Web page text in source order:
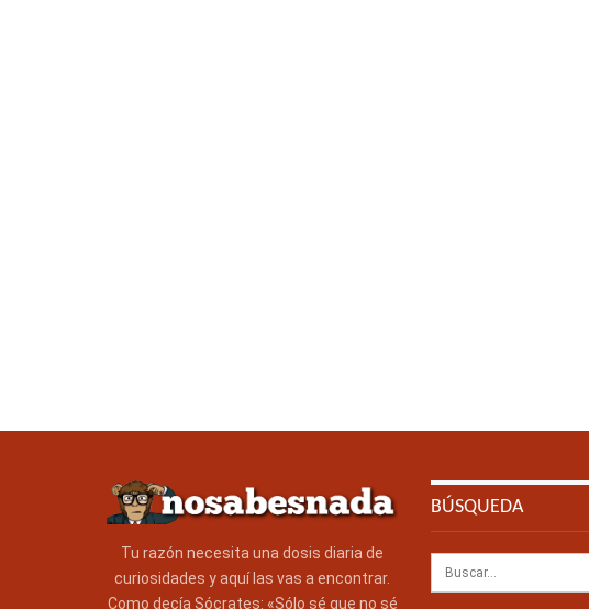
Tu razón necesita una dosis diaria de
curiosidades y aquí las vas a encontrar.
Como decía Sócrates: «Sólo sé que no sé
BÚSQUEDA